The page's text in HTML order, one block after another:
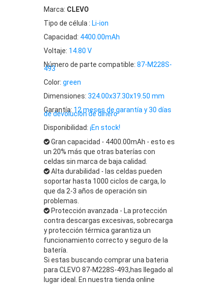
Marca: CLEVO
Tipo de célula : Li-ion
Capacidad: 4400.00mAh
Voltaje: 14.80 V
Número de parte compatible: 87-M228S-
493
Color: green
Dimensiones: 324.00x37.30x19.50 mm
Garantía: 12 meses de garantía y 30 días
de devolución de dinero
Disponibilidad: ¡En stock!
Gran capacidad - 4400.00mAh - esto es
un 20% más que otras baterías con
celdas sin marca de baja calidad.
Alta durabilidad - las celdas pueden
soportar hasta 1000 ciclos de carga, lo
que da 2-3 años de operación sin
problemas.
Protección avanzada - La protección
contra descargas excesivas, sobrecarga
y protección térmica garantiza un
funcionamiento correcto y seguro de la
batería.
Si estas buscando comprar una bateria
para CLEVO 87-M228S-493,has llegado al
lugar ideal. En nuestra tienda online